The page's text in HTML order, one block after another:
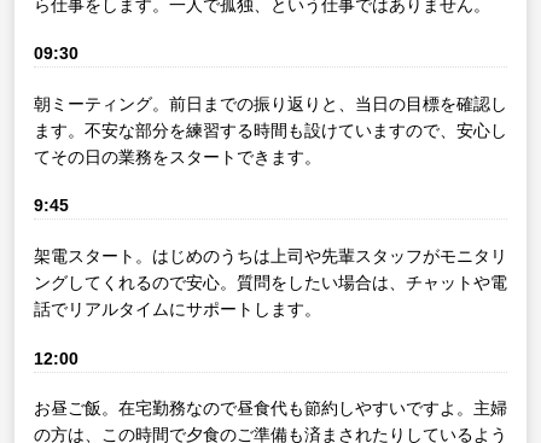
ら仕事をします。一人で孤独、という仕事ではありません。
09:30
朝ミーティング。前日までの振り返りと、当日の目標を確認し
ます。不安な部分を練習する時間も設けていますので、安心し
てその日の業務をスタートできます。
9:45
架電スタート。はじめのうちは上司や先輩スタッフがモニタリ
ングしてくれるので安心。質問をしたい場合は、チャットや電
話でリアルタイムにサポートします。
12:00
お昼ご飯。在宅勤務なので昼食代も節約しやすいですよ。主婦
の方は、この時間で夕食のご準備も済まされたりしているよう